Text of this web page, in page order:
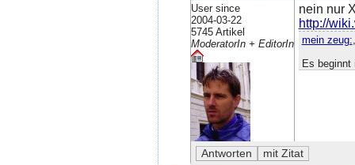
User since
2004-03-22
5745 Artikel
ModeratorIn + EditorIn
nein nur
http://
mein zeug:
Es beginnt